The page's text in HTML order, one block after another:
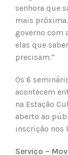
senhora que
mais
governo com
elas que
precisam.”
Os 6
acontecem
na Estação
aberto ao
inscrição nos
Serviço –